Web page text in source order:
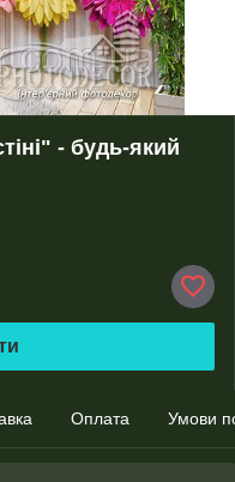
- будь-який
Оплата Умови